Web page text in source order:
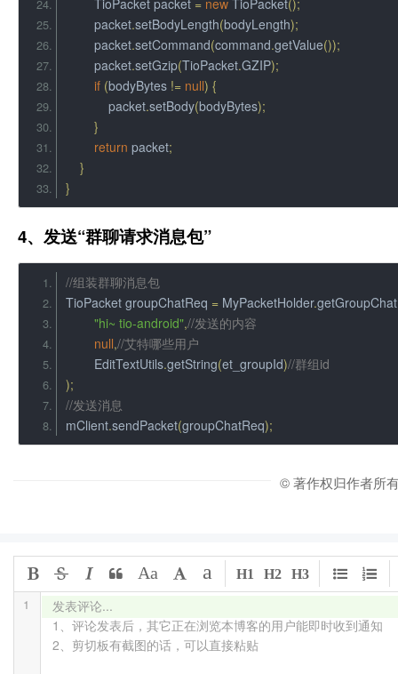
TioPacket packet = new TioPacket();
        packet
.setBodyLength(bodyLength);
        packet
.setCommand(command.getValue());
        packet
.setGzip(TioPacket.GZIP);
if (bodyBytes != null) {
            packet
.setBody(bodyBytes);
}
return packet;
}
}
4、发送“群聊请求消息包”
//组装群聊消息包
TioPacket groupChatReq = MyPacketHolder.
"hi~ tio-android",//发送的内容
null,//艾特哪些用户
EditTextUtils.getString(et_groupId)//群组id
);
//发送消息
mClient.sendPacket(groupChatReq);
© 著作权归作者所
发表评论...
1、评论发表后，其它正在浏览本博客的用户能即时收到通知
2、剪切板有截图的话，可以直接粘贴
1
Aa a H1 H2 H3